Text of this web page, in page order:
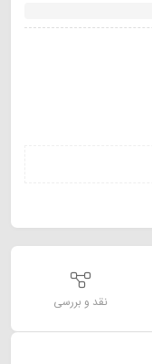
نقد و بررسی